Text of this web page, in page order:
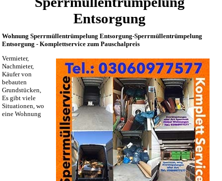
Entsorgung
Wohnung Sperrmüllentrümpelung Entsorgung-Sperrmüllentrümpelung
Entsorgung - Komplettservice zum Pauschalpreis
Vermieter,
Nachmieter,
Käufer von
bebauten
Grundstücken,
Es gibt viele
Situationen, wo
eine Wohnung